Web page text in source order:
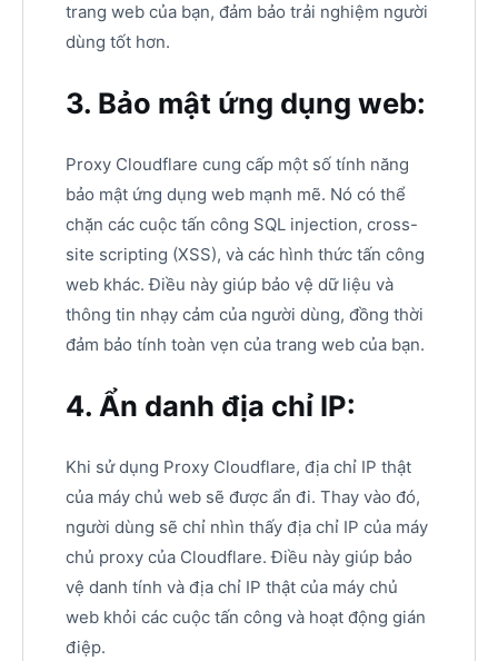
trang web của bạn, đảm bảo trải nghiệm người
dùng tốt hơn.
3. Bảo mật ứng dụng web:
Proxy Cloudflare cung cấp một số tính năng
bảo mật ứng dụng web mạnh mẽ. Nó có thể
chặn các cuộc tấn công SQL injection, cross-
site scripting (XSS), và các hình thức tấn công
web khác. Điều này giúp bảo vệ dữ liệu và
thông tin nhạy cảm của người dùng, đồng thời
đảm bảo tính toàn vẹn của trang web của bạn.
4. Ẩn danh địa chỉ IP:
Khi sử dụng Proxy Cloudflare, địa chỉ IP thật
của máy chủ web sẽ được ẩn đi. Thay vào đó,
người dùng sẽ chỉ nhìn thấy địa chỉ IP của máy
chủ proxy của Cloudflare. Điều này giúp bảo
vệ danh tính và địa chỉ IP thật của máy chủ
web khỏi các cuộc tấn công và hoạt động gián
điệp.